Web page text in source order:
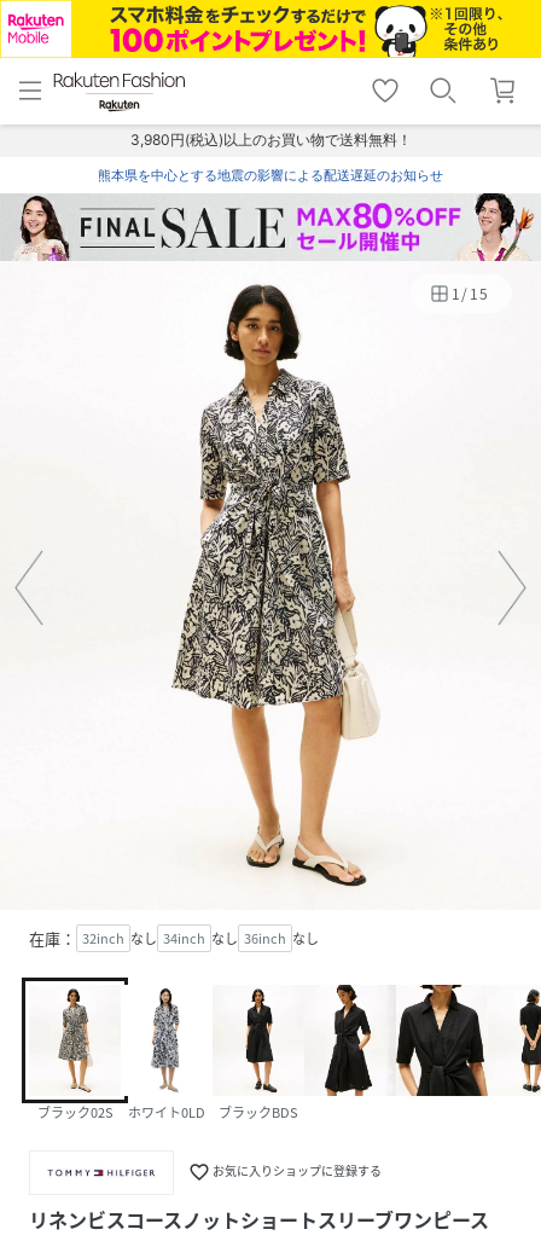
menu home
トップ
shopping_cart lock_outline
ログイン
3,980円(税込)以上のお買い物で送料無料！
熊本県を中心とする地震の影響による配送遅延のお知らせ
1/15
在庫： 32inch なし 34inch なし 36inch なし
ブラック02S ホワイト0LD ブラックBDS
favorite_border お気に入りショップに登録する
リネンビスコースノットショートスリーブワンピース